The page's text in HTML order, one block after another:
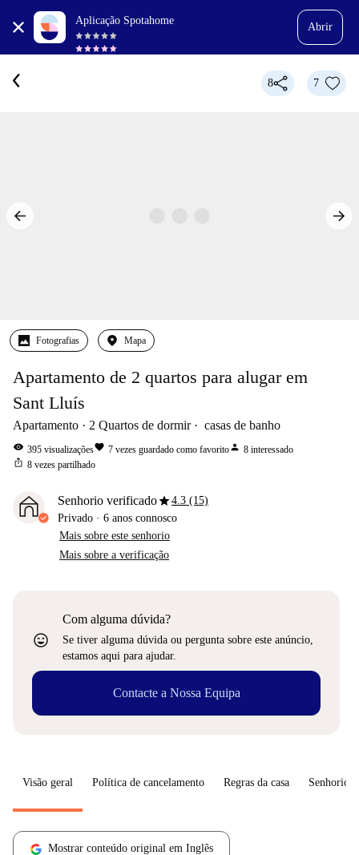
Aplicação Spotahome
Abrir
8 7
Fotografias Mapa
Apartamento de 2 quartos para alugar em
Sant Lluís
Apartamento 2 Quartos de dormir casas de banho
visibility 395 visualizaçõesfavorite 7 vezes guardado como favoritoperson 8 interessado
ios_share 8 vezes partilhado
Senhorio verificadostar4.3 (15)
Privado · 6 anos connosco
Mais sobre este senhorio
Mais sobre a verificação
sentiment_very_satisfied
Com alguma dúvida?
Se tiver alguma dúvida ou pergunta sobre este anúncio,
estamos aqui para ajudar.
Contacte a Nossa Equipa
Visão geral Política de cancelamento Regras da casa Senhorio
Mostrar conteúdo original em Inglês